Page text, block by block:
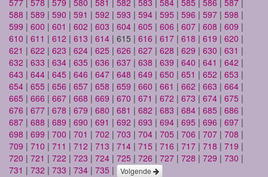
588 | 589 | 590 | 591 | 592 | 593 | 594 | 595 | 596 | 597 | 598 |
599 | 600 | 601 | 602 | 603 | 604 | 605 | 606 | 607 | 608 | 609 |
610 | 611 | 612 | 613 | 614 | 615 | 616 | 617 | 618 | 619 | 620 |
621 | 622 | 623 | 624 | 625 | 626 | 627 | 628 | 629 | 630 | 631 |
632 | 633 | 634 | 635 | 636 | 637 | 638 | 639 | 640 | 641 | 642 |
643 | 644 | 645 | 646 | 647 | 648 | 649 | 650 | 651 | 652 | 653 |
654 | 655 | 656 | 657 | 658 | 659 | 660 | 661 | 662 | 663 | 664 |
665 | 666 | 667 | 668 | 669 | 670 | 671 | 672 | 673 | 674 | 675 |
676 | 677 | 678 | 679 | 680 | 681 | 682 | 683 | 684 | 685 | 686 |
687 | 688 | 689 | 690 | 691 | 692 | 693 | 694 | 695 | 696 | 697 |
698 | 699 | 700 | 701 | 702 | 703 | 704 | 705 | 706 | 707 | 708 |
709 | 710 | 711 | 712 | 713 | 714 | 715 | 716 | 717 | 718 | 719 |
720 | 721 | 722 | 723 | 724 | 725 | 726 | 727 | 728 | 729 | 730 |
731 | 732 | 733 | 734 | 735 | Volgende